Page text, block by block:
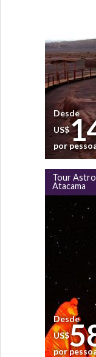
Desde
US$
por
Tour
Atacama
Desde
US$
por